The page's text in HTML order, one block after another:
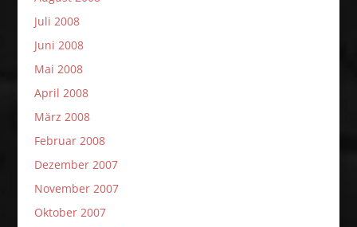
Juli 2008
Juni 2008
Mai 2008
April 2008
März 2008
Februar 2008
Dezember 2007
November 2007
Oktober 2007